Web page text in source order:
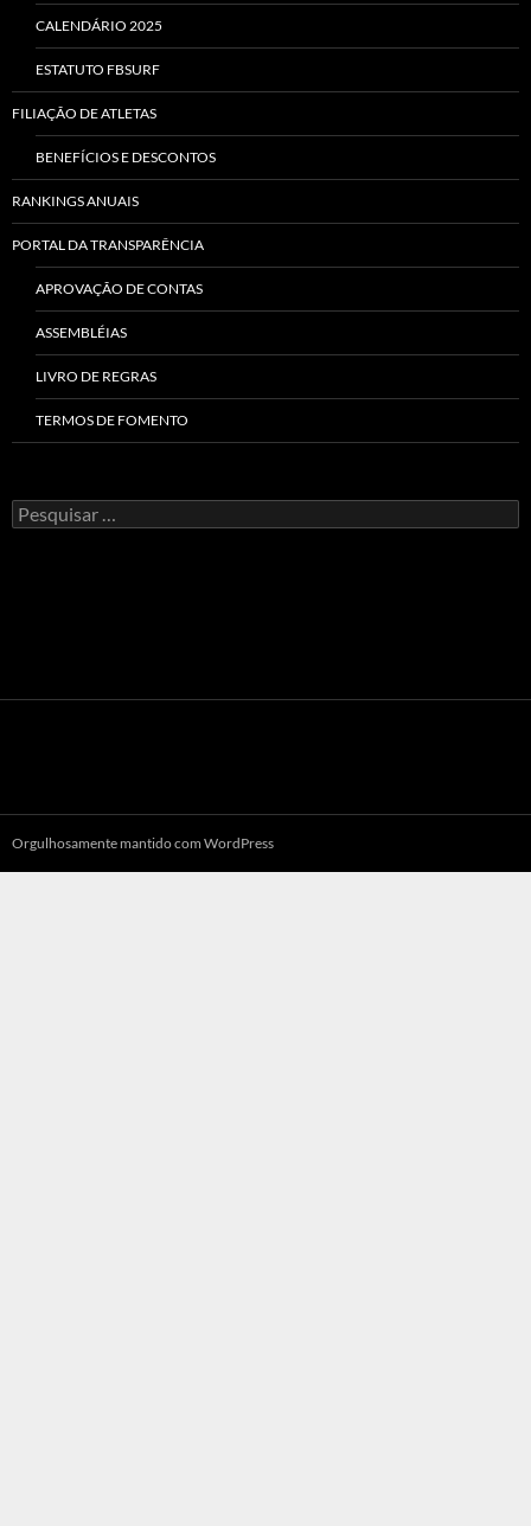
CALENDÁRIO 2025
ESTATUTO FBSURF
FILIAÇÃO DE ATLETAS
BENEFÍCIOS E DESCONTOS
RANKINGS ANUAIS
PORTAL DA TRANSPARÊNCIA
APROVAÇÃO DE CONTAS
ASSEMBLÉIAS
LIVRO DE REGRAS
TERMOS DE FOMENTO
Pesquisar
por:
Orgulhosamente mantido com WordPress